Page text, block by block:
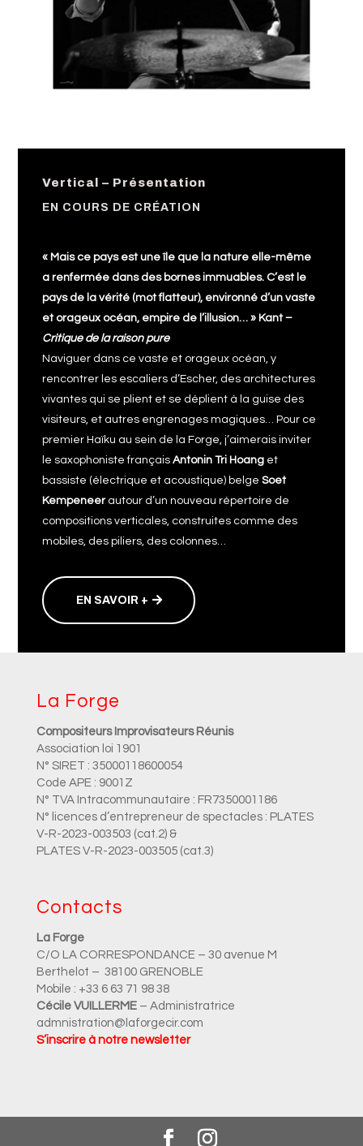
Vertical – Présentation
EN COURS DE CRÉATION
« Mais ce pays est une île que la nature elle-même
a renfermée dans des bornes immuables. C’est le
pays de la vérité (mot flatteur), environné d’un vaste
et orageux océan, empire de l’illusion… » Kant –
Critique de la raison pure
Naviguer dans ce vaste et orageux océan, y
rencontrer les escaliers d’Escher, des architectures
vivantes qui se plient et se déplient à la guise des
visiteurs, et autres engrenages magiques… Pour ce
premier Haïku au sein de la Forge, j’aimerais inviter
le saxophoniste françaisAntonin Tri Hoang et
bassiste (électrique et acoustique) belgeSoet
Kempeneerautour d’un nouveau répertoire de
compositions verticales, construites comme des
mobiles, des piliers, des colonnes…
EN SAVOIR +
La Forge
Compositeurs Improvisateurs Réunis
Association loi 1901
N° SIRET : 35000118600054
Code APE : 9001Z
N° TVA Intracommunautaire : FR7350001186
N° licences d’entrepreneur de spectacles : PLATES
V-R-2023-003503 (cat.2) &
PLATES V-R-2023-003505 (cat.3)
Contacts
La Forge
C/O LA CORRESPONDANCE – 30 avenue M
Berthelot – 38100 GRENOBLE
Mobile : +33 6 63 71 98 38
Cécile VUILLERME – Administratrice
admnistration@laforgecir.com
S’inscrire à notre newsletter